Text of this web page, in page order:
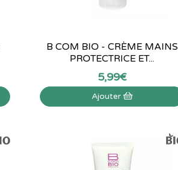
B COM BIO - CRÈME MAINS
PROTECTRICE ET...
5,99€
Ajouter